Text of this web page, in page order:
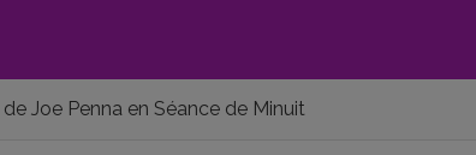
Joe Penna en Séance de Minuit